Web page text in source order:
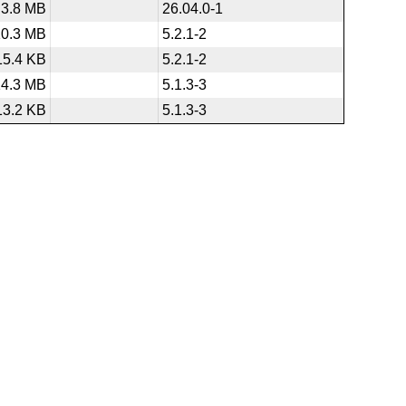
3.8 MB
26.04.0-1
MB
5.2.1-2
KB
5.2.1-2
MB
5.1.3-3
KB
5.1.3-3